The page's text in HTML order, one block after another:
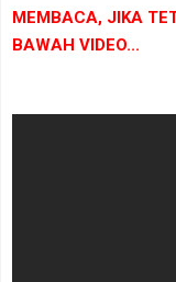
MEMBACA, JIKA
BAWAH VIDEO...